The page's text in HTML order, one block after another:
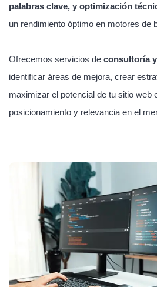
palabras clave, y optimización
un rendimiento óptimo en motores de
Ofrecemos servicios de consultoría
identificar áreas de mejora, crear
maximizar el potencial de tu sitio web
posicionamiento y relevancia en el